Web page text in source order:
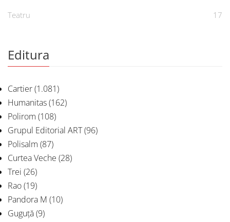
Teatru
17
Editura
Cartier(1.081)
Humanitas(162)
Polirom (108)
Grupul Editorial ART(96)
Polisalm (87)
Curtea Veche (28)
Trei (26)
Rao(19)
Pandora M (10)
Guguță(9)